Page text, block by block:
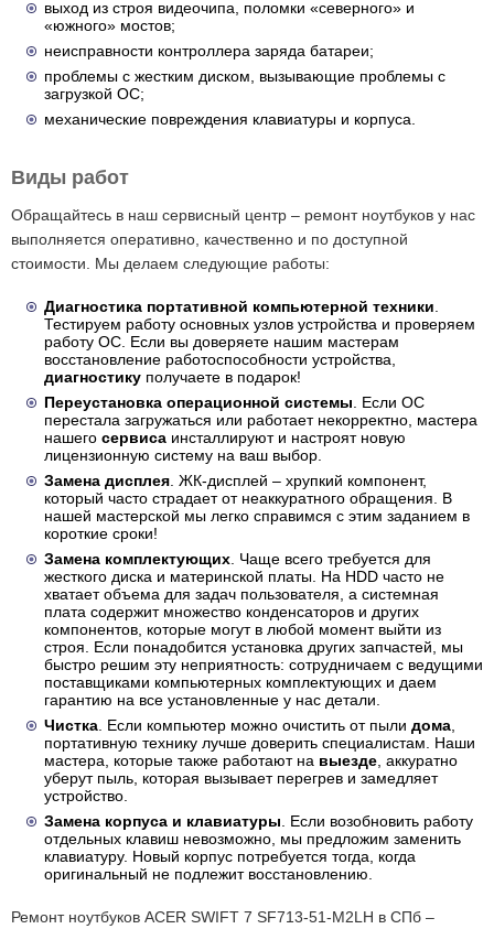
выход из строя видеочипа, поломки «северного» и
«южного» мостов;
неисправности контроллера заряда батареи;
проблемы с жестким диском, вызывающие проблемы с
загрузкой ОС;
механические повреждения клавиатуры и корпуса.
Виды работ
Обращайтесь в наш сервисный центр – ремонт ноутбуков у нас
выполняется оперативно, качественно и по доступной
стоимости. Мы делаем следующие работы:
Диагностика портативной компьютерной техники
Тестируем работу основных узлов устройства и проверяем
работу ОС. Если вы доверяете нашим мастерам
восстановление работоспособности устройства,
диагностику получаете в подарок!
Переустановка операционной системы . Если ОС
перестала загружаться или работает некорректно, мастера
нашего сервиса инсталлируют и настроят новую
лицензионную систему на ваш выбор.
Замена дисплея . ЖК-дисплей – хрупкий компонент,
который часто страдает от неаккуратного обращения. В
нашей мастерской мы легко справимся с этим заданием в
короткие сроки!
Замена комплектующих . Чаще всего требуется для
жесткого диска и материнской платы. На HDD часто не
хватает объема для задач пользователя, а системная
плата содержит множество конденсаторов и других
компонентов, которые могут в любой момент выйти из
строя. Если понадобится установка других запчастей, мы
быстро решим эту неприятность: сотрудничаем с ведущими
поставщиками компьютерных комплектующих и даем
гарантию на все установленные у нас детали.
Чистка . Если компьютер можно очистить от пыли дома
портативную технику лучше доверить специалистам. Наши
мастера, которые также работают на выезде , аккуратно
уберут пыль, которая вызывает перегрев и замедляет
устройство.
Замена корпуса и клавиатуры . Если возобновить работу
отдельных клавиш невозможно, мы предложим заменить
клавиатуру. Новый корпус потребуется тогда, когда
оригинальный не подлежит восстановлению.
Ремонт ноутбуков ACER SWIFT 7 SF713-51-M2LH в СПб –